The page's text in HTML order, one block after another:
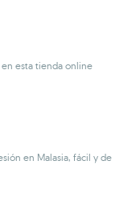
esta tienda online
en Malasia, fácil y de